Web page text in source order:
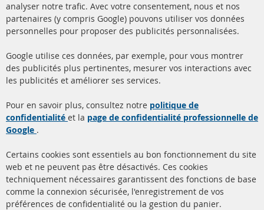
+49 (0) 4533 799000
info@contra-automotive.de
facebook
instagram
Filtres à particules diesel
(FPD)
Catalyseur (CAT)
Capteurs
Matériel de montage
à propos de nous
livraison
Contact
Résilier le contrat
analyser notre trafic. Avec votre consentement, nous et nos
partenaires (y compris Google) pouvons utiliser vos données
personnelles pour proposer des publicités personnalisées.
Google utilise ces données, par exemple, pour vous montrer
des publicités plus pertinentes, mesurer vos interactions avec
les publicités et améliorer ses services.
Pour en savoir plus, consultez notre politique de
confidentialité et la page de confidentialité professionnelle de
Google .
Certains cookies sont essentiels au bon fonctionnement du site
web et ne peuvent pas être désactivés. Ces cookies
techniquement nécessaires garantissent des fonctions de base
comme la connexion sécurisée, l'enregistrement de vos
préférences de confidentialité ou la gestion du panier.